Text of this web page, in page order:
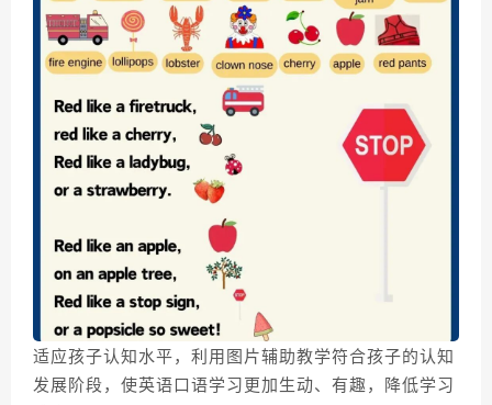
适应孩子认知水平，利用图片辅助教学符合孩子的认知
发展阶段，使英语口语学习更加生动、有趣，降低学习